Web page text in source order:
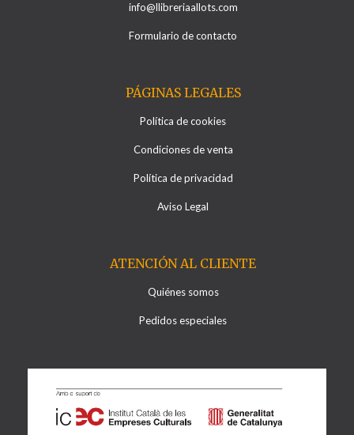
info@llibreriaallots.com
Formulario de contacto
PÁGINAS LEGALES
Política de cookies
Condiciones de venta
Política de privacidad
Aviso Legal
ATENCIÓN AL CLIENTE
Quiénes somos
Pedidos especiales